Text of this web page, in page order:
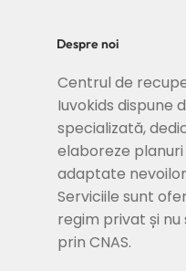
Despre noi
Centrul de
Iuvokids dispune
specializată,
elaboreze
adaptate
Serviciile sunt
regim privat și
prin CNAS.